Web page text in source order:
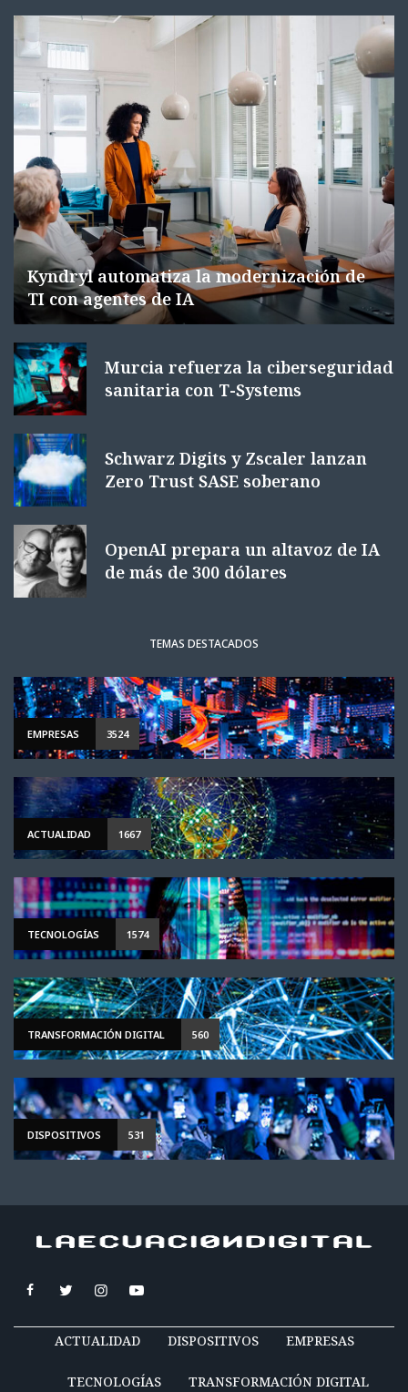
Kyndryl automatiza la modernización de
TI con agentes de IA
Murcia refuerza la ciberseguridad
sanitaria con T-Systems
Schwarz Digits y Zscaler lanzan
Zero Trust SASE soberano
OpenAI prepara un altavoz de IA
de más de 300 dólares
TEMAS DESTACADOS
EMPRESAS 3524
ACTUALIDAD 1667
TECNOLOGÍAS 1574
TRANSFORMACIÓN DIGITAL 560
DISPOSITIVOS 531
ACTUALIDAD DISPOSITIVOS EMPRESAS
TECNOLOGÍAS TRANSFORMACIÓN DIGITAL